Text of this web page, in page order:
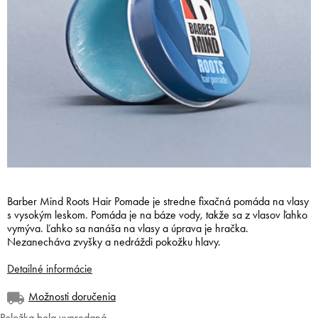
Možnosti doručenia
Barber Mind Roots Hair Pomade je stredne fixačná pomáda na vlasy
s vysokým leskom. Pomáda je na báze vody, takže sa z vlasov ľahko
vymýva. Ľahko sa nanáša na vlasy a úprava je hračka.
Nezanecháva zvyšky a nedráždi pokožku hlavy.
Detailné informácie